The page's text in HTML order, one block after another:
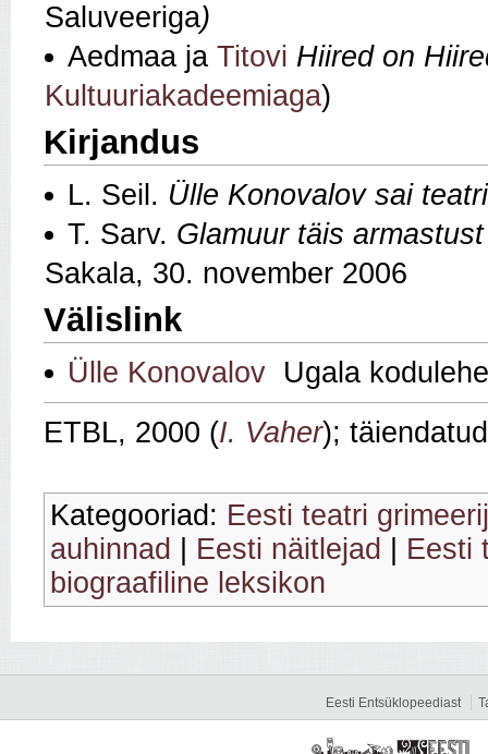
Saluveeriga)
Aedmaa ja Titovi Hiired on
Kultuuriakadeemiaga)
Kirjandus
L. Seil. Ülle Konovalov sai
T. Sarv. Glamuur täis
Sakala, 30. november 2006
Välislink
Ülle Konovalov Ugala
ETBL, 2000 (I. Vaher);
Kategooriad: Eesti teatri
auhinnad
Eesti näitlejad
Eesti
biograafiline leksikon
Eesti Entsüklopeediast